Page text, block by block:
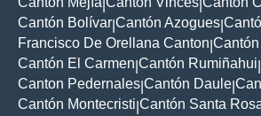
Cantón Bolívar Cantón Azogues
Francisco De Orellana Canton
Cantón El Carmen Cantón Rumiñahui
Canton Pedernales Cantón Daule
Cantón Montecristi Cantón Santa